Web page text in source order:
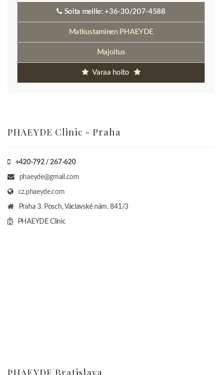
Soita meille:+36-30/207-4588
Matkustaminen PHAEYDE
Majoitus
Varaa hoito
PHAEYDE Clinic - Praha
+420-792 / 267-620
phaeyde@gmail.com
cz.phaeyde.com
Praha 3. Posch, Václavské nám. 841/3
PHAEYDE Clinic